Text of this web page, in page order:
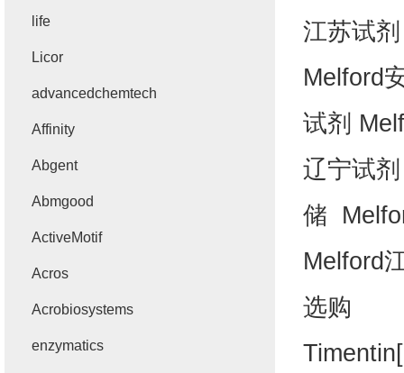
江苏试剂
Melford
试剂
辽宁试剂
储
Melford
选购
Timentin[
life
Licor
advancedchemtech
Affinity
Abgent
Abmgood
ActiveMotif
Acros
Acrobiosystems
enzymatics